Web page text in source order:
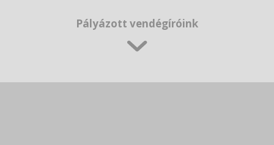
Pályázott vendégíróink